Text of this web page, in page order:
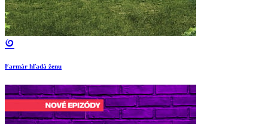
Farmár hľadá ženu